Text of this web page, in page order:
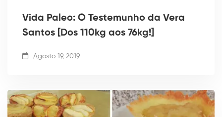
Vida Paleo: O Testemunho da Vera
Santos [Dos 110kg aos 76kg!]
Agosto 19, 2019